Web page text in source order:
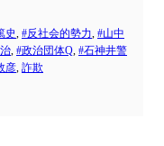
史, #反社会的勢力, #山中
, #政治団体Q, #石神井警
彦, 詐欺